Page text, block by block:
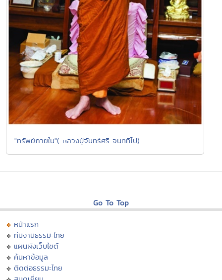
"ทรัพย์ภายใน"( หลวงปู่จันทร์ศรี จนฺททีโป)
Go To Top
หน้าแรก
ทีมงานธรรมะไทย
แผนผังเว็บไซต์
ค้นหาข้อมูล
ติดต่อธรรมะไทย